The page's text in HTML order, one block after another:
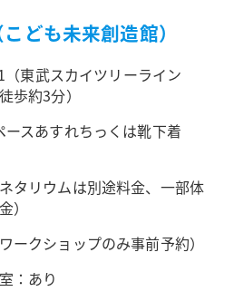
ども未来創造館）
東武スカイツリーライン
歩約3分）
スあすれちっくは靴下着
タリウムは別途料金、一部体
）
ークショップのみ事前予約）
：あり